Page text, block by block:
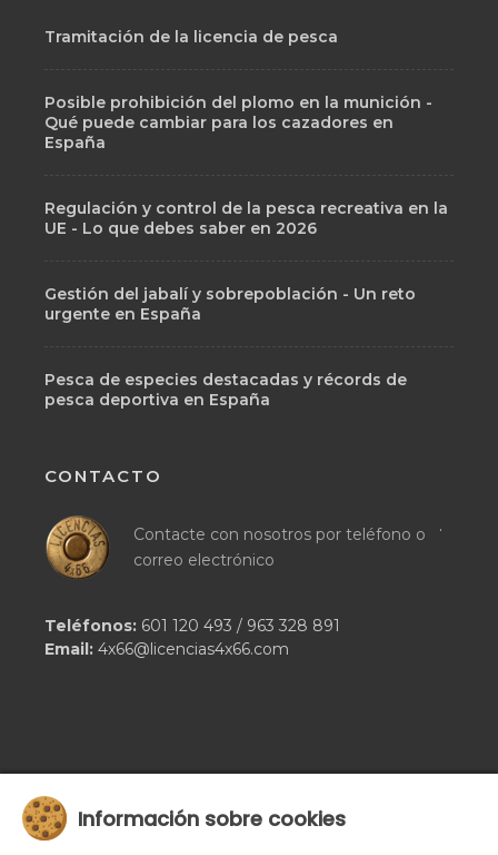
Tramitación de la licencia de pesca
Posible prohibición del plomo en la munición -
Qué puede cambiar para los cazadores en
España
Regulación y control de la pesca recreativa en la
UE - Lo que debes saber en 2026
Gestión del jabalí y sobrepoblación - Un reto
urgente en España
Pesca de especies destacadas y récords de
pesca deportiva en España
CONTACTO
Contacte con nosotros por teléfono o
correo electrónico
.
Teléfonos: 601 120 493 / 963 328 891
Email: 4x66@licencias4x66.com
Información sobre cookies